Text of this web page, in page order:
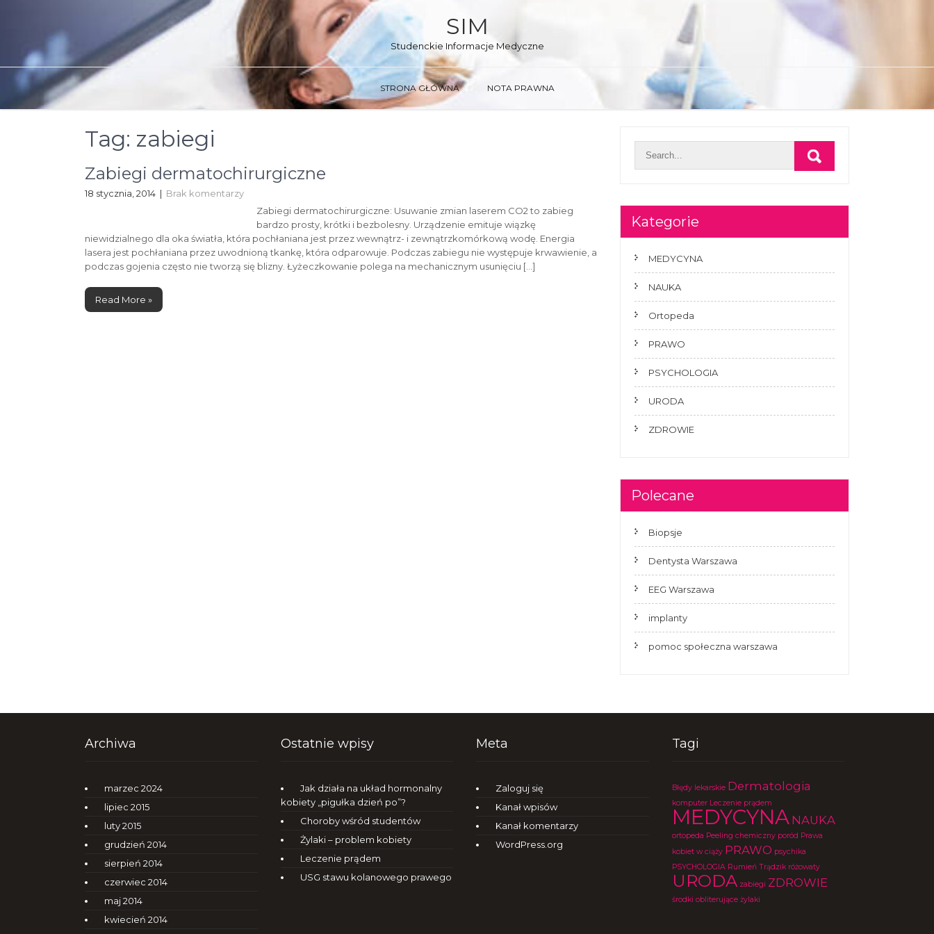
SIM
Studenckie Informacje Medyczne
STRONA GŁÓWNA NOTA PRAWNA
Tag: zabiegi
Zabiegi dermatochirurgiczne
18 stycznia, 2014 | Brak komentarzy
Zabiegi dermatochirurgiczne: Usuwanie zmian laserem CO2 to zabieg
bardzo prosty, krótki i bezbolesny. Urządzenie emituje wiązkę
niewidzialnego dla oka światła, która pochłaniana jest przez wewnątrz- i zewnątrzkomórkową wodę. Energia
lasera jest pochłaniana przez uwodnioną tkankę, która odparowuje. Podczas zabiegu nie występuje krwawienie, a
podczas gojenia często nie tworzą się blizny. Łyżeczkowanie polega na mechanicznym usunięciu […]
Read More »
Kategorie
MEDYCYNA
NAUKA
Ortopeda
PRAWO
PSYCHOLOGIA
URODA
ZDROWIE
Polecane
Biopsje
Dentysta Warszawa
EEG Warszawa
implanty
pomoc społeczna warszawa
Archiwa
marzec 2024
lipiec 2015
luty 2015
grudzień 2014
sierpień 2014
czerwiec 2014
maj 2014
kwiecień 2014
Ostatnie wpisy
Jak działa na układ hormonalny
kobiety „pigułka dzień po”?
Choroby wśród studentów
Żylaki – problem kobiety
Leczenie prądem
USG stawu kolanowego prawego
Meta
Zaloguj się
Kanał wpisów
Kanał komentarzy
WordPress.org
Tagi
Błędy lekarskie Dermatologia
komputer Leczenie prądem
MEDYCYNA NAUKA
ortopeda Peeling chemiczny poród Prawa
kobiet w ciąży PRAWO psychika
PSYCHOLOGIA Rumień Trądzik różowaty
URODA zabiegi ZDROWIE
środki obliterujące żylaki